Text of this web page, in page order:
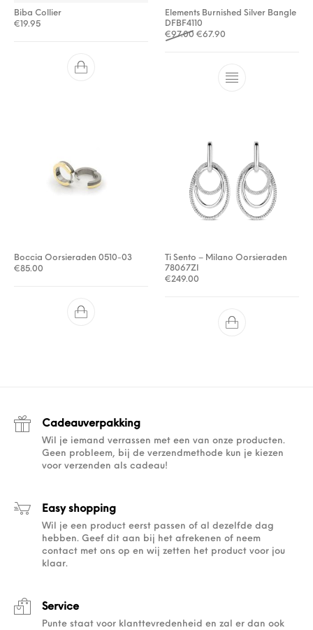
Biba Collier
€19.95
Elements Burnished Silver Bangle
DFBF4110
€97.00 Oorspronkelijke prijs was:
€67.90
Boccia Oorsieraden 0510-03
€85.00
Ti Sento – Milano Oorsieraden
78067ZI
€249.00
Cadeauverpakking
Wil je iemand verrassen met een van onze producten.
Geen probleem, bij de verzendmethode kun je kiezen
voor verzenden als cadeau!
Easy shopping
Wil je een product eerst passen of al dezelfde dag
hebben. Geef dit aan bij het afrekenen of neem
contact met ons op en wij zetten het product voor jou
klaar.
Service
Punte staat voor klanttevredenheid en zal er dan ook